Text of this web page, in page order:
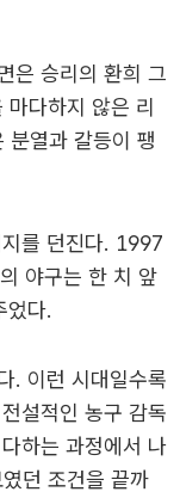
은 승리의 환희 그
다하지 않은 리
분열과 갈등이 팽
를 던진다. 1997
야구는 한 치 앞
었다.
. 이런 시대일수록
설적인 농구 감독
하는 과정에서 나
던 조건을 끝까